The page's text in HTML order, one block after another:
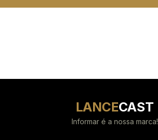
LANCECAST
Informar é a nossa marca!